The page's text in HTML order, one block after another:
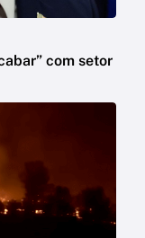
com setor